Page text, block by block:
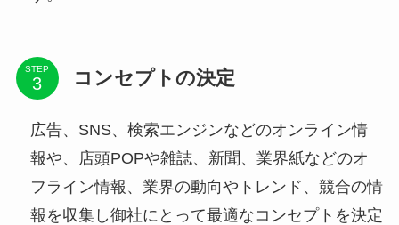
STEP コンセプトの決定
広告、SNS、検索エンジンなどのオンライン情
報や、店頭POPや雑誌、新聞、業界紙などのオ
フライン情報、業界の動向やトレンド、競合の情
報を収集し御社にとって最適なコンセプトを決定